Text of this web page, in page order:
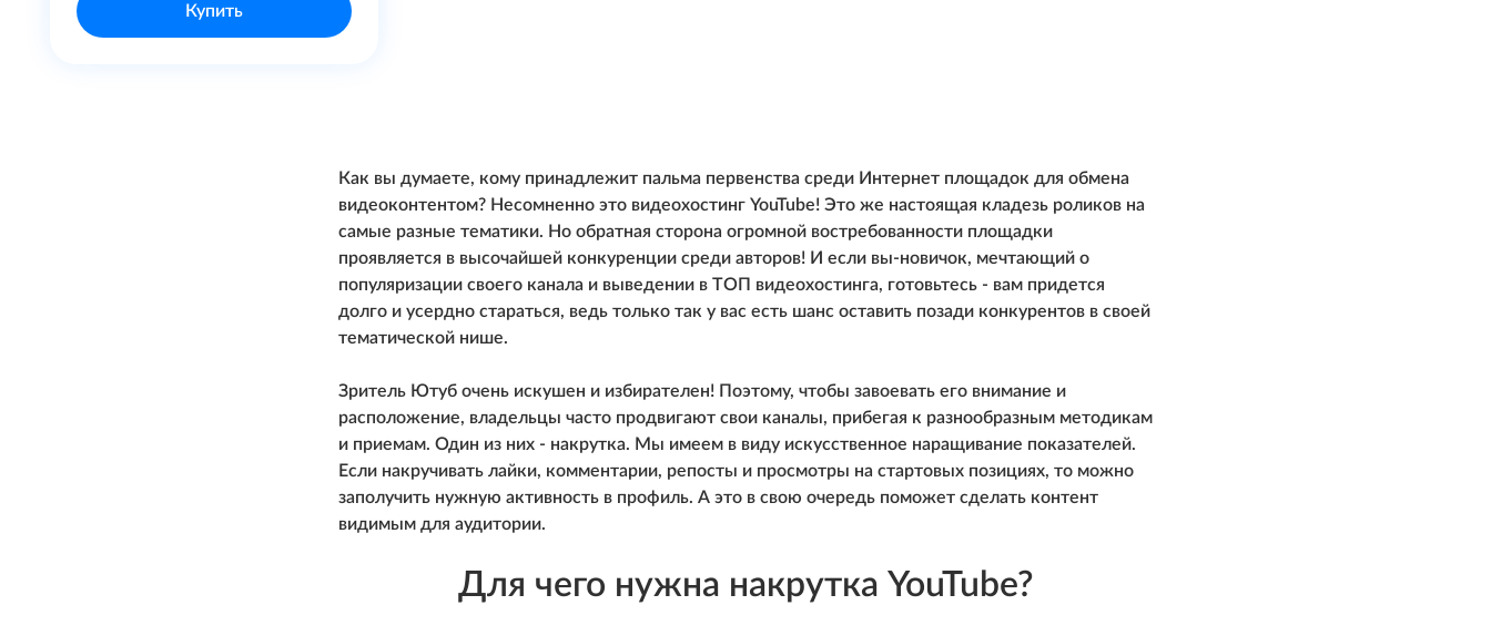
Купить
Как вы думаете, кому принадлежит пальма первенства среди Интернет площадок для обмена
видеоконтентом? Несомненно это видеохостинг YouTube! Это же настоящая кладезь роликов на
самые разные тематики. Но обратная сторона огромной востребованности площадки
проявляется в высочайшей конкуренции среди авторов! И если вы-новичок, мечтающий о
популяризации своего канала и выведении в ТОП видеохостинга, готовьтесь - вам придется
долго и усердно стараться, ведь только так у вас есть шанс оставить позади конкурентов в своей
тематической нише.
Зритель Ютуб очень искушен и избирателен! Поэтому, чтобы завоевать его внимание и
расположение, владельцы часто продвигают свои каналы, прибегая к разнообразным методикам
и приемам. Один из них - накрутка. Мы имеем в виду искусственное наращивание показателей.
Если накручивать лайки, комментарии, репосты и просмотры на стартовых позициях, то можно
заполучить нужную активность в профиль. А это в свою очередь поможет сделать контент
видимым для аудитории.
Для чего нужна накрутка YouTube?